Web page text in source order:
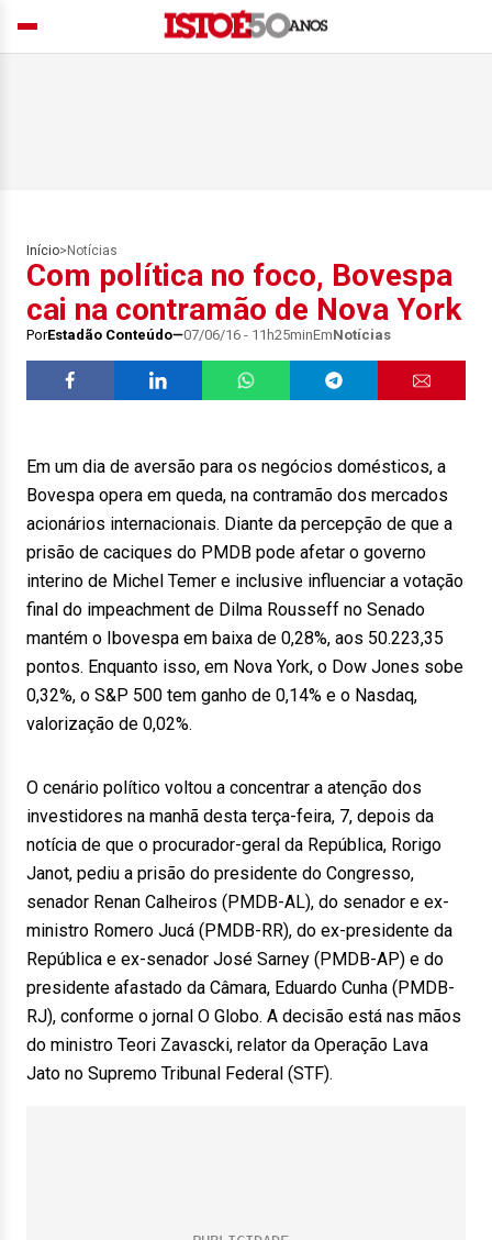
Início> Notícias
Com política no foco, Bovespa
cai na contramão de Nova York
PorEstadão Conteúdo 07/06/16 - 11h25minEmNotícias
Em um dia de aversão para os negócios domésticos, a
Bovespa opera em queda, na contramão dos mercados
acionários internacionais. Diante da percepção de que a
prisão de caciques do PMDB pode afetar o governo
interino de Michel Temer e inclusive influenciar a votação
final do impeachment de Dilma Rousseff no Senado
mantém o Ibovespa em baixa de 0,28%, aos 50.223,35
pontos. Enquanto isso, em Nova York, o Dow Jones sobe
0,32%, o S&P 500 tem ganho de 0,14% e o Nasdaq,
valorização de 0,02%.
O cenário político voltou a concentrar a atenção dos
investidores na manhã desta terça-feira, 7, depois da
notícia de que o procurador-geral da República, Rorigo
Janot, pediu a prisão do presidente do Congresso,
senador Renan Calheiros (PMDB-AL), do senador e ex-
ministro Romero Jucá (PMDB-RR), do ex-presidente da
República e ex-senador José Sarney (PMDB-AP) e do
presidente afastado da Câmara, Eduardo Cunha (PMDB-
RJ), conforme o jornal O Globo. A decisão está nas mãos
do ministro Teori Zavascki, relator da Operação Lava
Jato no Supremo Tribunal Federal (STF).